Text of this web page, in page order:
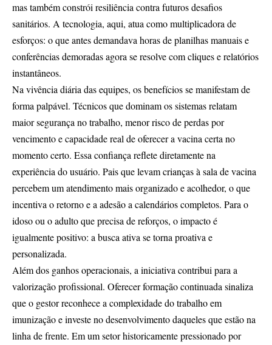
mas também constrói resiliência contra futuros desafios
sanitários. A tecnologia, aqui, atua como multiplicadora de
esforços: o que antes demandava horas de planilhas manuais e
conferências demoradas agora se resolve com cliques e relatórios
instantâneos.
Na vivência diária das equipes, os benefícios se manifestam de
forma palpável. Técnicos que dominam os sistemas relatam
maior segurança no trabalho, menor risco de perdas por
vencimento e capacidade real de oferecer a vacina certa no
momento certo. Essa confiança reflete diretamente na
experiência do usuário. Pais que levam crianças à sala de vacina
percebem um atendimento mais organizado e acolhedor, o que
incentiva o retorno e a adesão a calendários completos. Para o
idoso ou o adulto que precisa de reforços, o impacto é
igualmente positivo: a busca ativa se torna proativa e
personalizada.
Além dos ganhos operacionais, a iniciativa contribui para a
valorização profissional. Oferecer formação continuada sinaliza
que o gestor reconhece a complexidade do trabalho em
imunização e investe no desenvolvimento daqueles que estão na
linha de frente. Em um setor historicamente pressionado por